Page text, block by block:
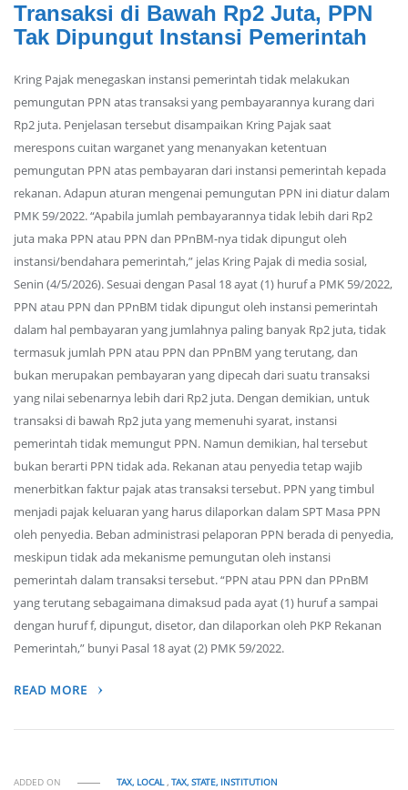
Transaksi di Bawah Rp2 Juta, PPN
Tak Dipungut Instansi Pemerintah
Kring Pajak menegaskan instansi pemerintah tidak melakukan
pemungutan PPN atas transaksi yang pembayarannya kurang dari
Rp2 juta. Penjelasan tersebut disampaikan Kring Pajak saat
merespons cuitan warganet yang menanyakan ketentuan
pemungutan PPN atas pembayaran dari instansi pemerintah kepada
rekanan. Adapun aturan mengenai pemungutan PPN ini diatur dalam
PMK 59/2022. “Apabila jumlah pembayarannya tidak lebih dari Rp2
juta maka PPN atau PPN dan PPnBM-nya tidak dipungut oleh
instansi/bendahara pemerintah,” jelas Kring Pajak di media sosial,
Senin (4/5/2026). Sesuai dengan Pasal 18 ayat (1) huruf a PMK 59/2022,
PPN atau PPN dan PPnBM tidak dipungut oleh instansi pemerintah
dalam hal pembayaran yang jumlahnya paling banyak Rp2 juta, tidak
termasuk jumlah PPN atau PPN dan PPnBM yang terutang, dan
bukan merupakan pembayaran yang dipecah dari suatu transaksi
yang nilai sebenarnya lebih dari Rp2 juta. Dengan demikian, untuk
transaksi di bawah Rp2 juta yang memenuhi syarat, instansi
pemerintah tidak memungut PPN. Namun demikian, hal tersebut
bukan berarti PPN tidak ada. Rekanan atau penyedia tetap wajib
menerbitkan faktur pajak atas transaksi tersebut. PPN yang timbul
menjadi pajak keluaran yang harus dilaporkan dalam SPT Masa PPN
oleh penyedia. Beban administrasi pelaporan PPN berada di penyedia,
meskipun tidak ada mekanisme pemungutan oleh instansi
pemerintah dalam transaksi tersebut. “PPN atau PPN dan PPnBM
yang terutang sebagaimana dimaksud pada ayat (1) huruf a sampai
dengan huruf f, dipungut, disetor, dan dilaporkan oleh PKP Rekanan
Pemerintah,” bunyi Pasal 18 ayat (2) PMK 59/2022.
READ MORE
ADDED ON TAX, LOCAL,TAX, STATE, INSTITUTION